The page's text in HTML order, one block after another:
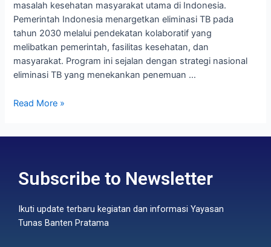
masalah kesehatan masyarakat utama di Indonesia.
Pemerintah Indonesia menargetkan eliminasi TB pada
tahun 2030 melalui pendekatan kolaboratif yang
melibatkan pemerintah, fasilitas kesehatan, dan
masyarakat. Program ini sejalan dengan strategi nasional
eliminasi TB yang menekankan penemuan …
Read More »
Subscribe to Newsletter
Ikuti update terbaru kegiatan dan informasi Yayasan
Tunas Banten Pratama